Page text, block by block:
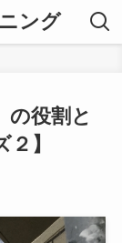
ング
の役割と
】